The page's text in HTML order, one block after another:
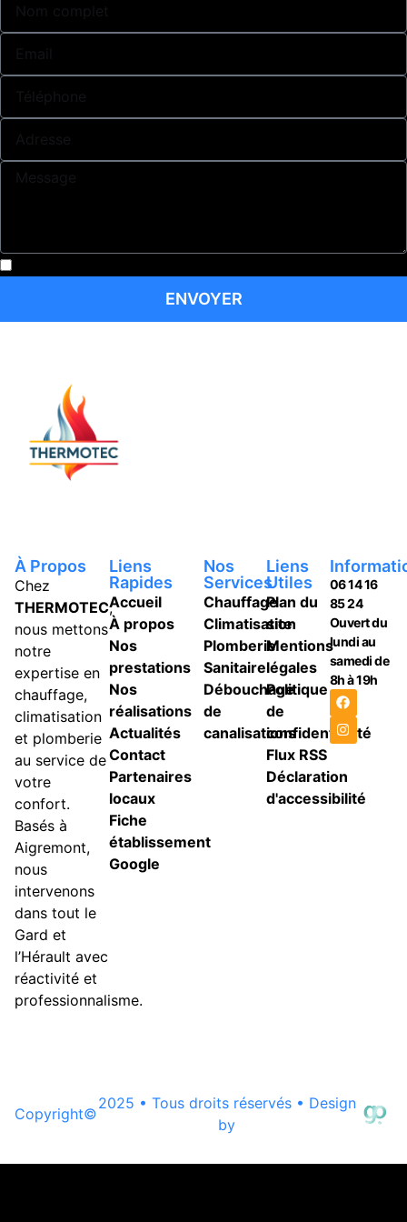
ENVOYER
À Propos
Chez
THERMOTEC,
nous mettons
notre
expertise en
chauffage,
climatisation
et plomberie
au service de
votre
confort.
Basés à
Aigremont,
nous
intervenons
dans tout le
Gard et
l’Hérault avec
réactivité et
professionnalisme.
Liens
Rapides
Accueil
À propos
Nos
prestations
Nos
réalisations
Actualités
Contact
Partenaires
locaux
Fiche
établissement
Google
Nos
Services
Chauffage
Climatisation
Plomberie
Sanitaire
Débouchage
de
canalisations
Liens
Utiles
Plan du
site
Mentions
légales
Politique
de
confidentiailité
Flux RSS
Déclaration
d'accessibilité
06 14 16
85 24
Ouvert du
lundi au
samedi de
8h à 19h
Copyright©
2025 • Tous droits réservés • Design
by